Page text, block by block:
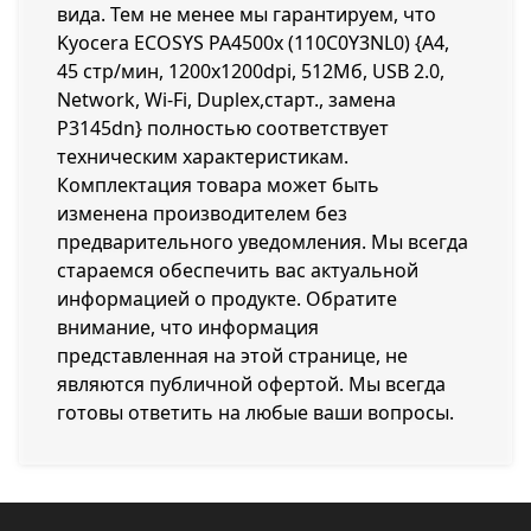
вида. Тем не менее мы гарантируем, что
Kyocera ECOSYS PA4500x (110C0Y3NL0) {A4,
45 стр/мин, 1200x1200dpi, 512Мб, USB 2.0,
Network, Wi-Fi, Duplex,старт., замена
P3145dn} полностью соответствует
техническим характеристикам.
Комплектация товара может быть
изменена производителем без
предварительного уведомления. Мы всегда
стараемся обеспечить вас актуальной
информацией о продукте. Обратите
внимание, что информация
представленная на этой странице, не
являются публичной офертой. Мы всегда
готовы ответить на любые ваши вопросы.